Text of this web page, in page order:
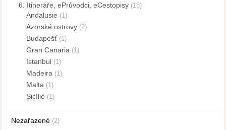
6. Itineráře, ePrůvodci, eCestopisy (18)
Andalusie (1)
Azorské ostrovy (2)
Budapešť(1)
Gran Canaria (1)
Istanbul (1)
Madeira (1)
Malta (1)
Sicílie (1)
Nezařazené (2)